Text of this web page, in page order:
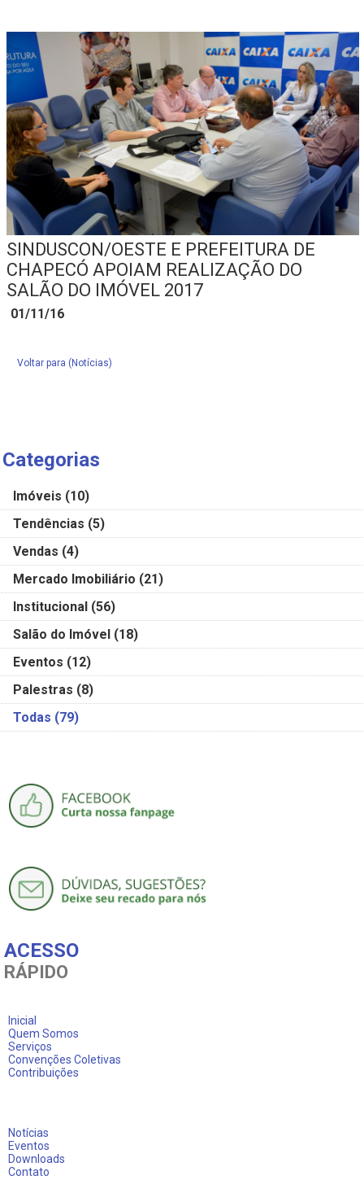
SINDUSCON/OESTE E PREFEITURA DE
CHAPECÓ APOIAM REALIZAÇÃO DO
SALÃO DO IMÓVEL 2017
01/11/16
Voltar para (Notícias)
Categorias
Imóveis (10)
Tendências (5)
Vendas (4)
Mercado Imobiliário (21)
Institucional (56)
Salão do Imóvel (18)
Eventos (12)
Palestras (8)
Todas (79)
ACESSO
RÁPIDO
Inicial
Quem Somos
Serviços
Convenções Coletivas
Contribuições
Notícias
Eventos
Downloads
Contato